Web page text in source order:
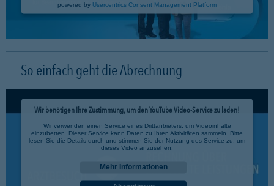
powered by Usercentrics Consent Management Platform
So einfach geht die Abrechnung
Wir benötigen Ihre Zustimmung, um den YouTube Video-Service zu laden!
Wir verwenden einen Service eines Drittanbieters, um Videoinhalte
einzubetten. Dieser Service kann Daten zu Ihren Aktivitäten sammeln. Bitte
lesen Sie die Details durch und stimmen Sie der Nutzung des Service zu, um
dieses Video anzusehen.
Mehr Informationen